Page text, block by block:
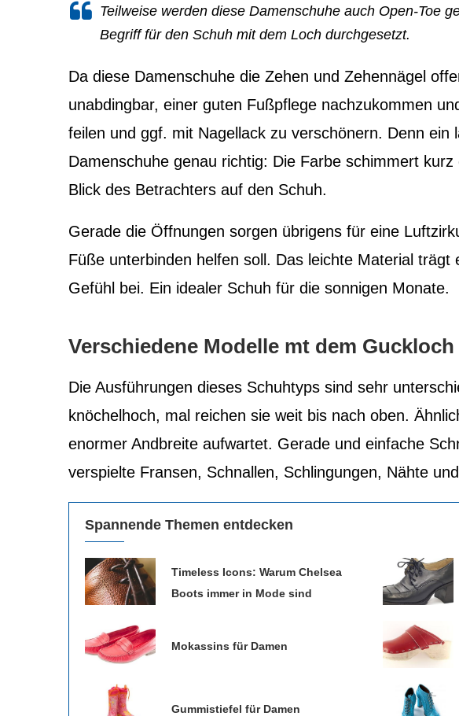
Teilweise werden diese Damenschuhe auch Open-Toe
Begriff für den Schuh mit dem Loch durchgesetzt.
Da diese Damenschuhe die Zehen und Zehennägel
unabdingbar, einer guten Fußpflege nachzukommen
feilen und ggf. mit Nagellack zu verschönern. Denn ein
Damenschuhe genau richtig: Die Farbe schimmert
Blick des Betrachters auf den Schuh.
Gerade die Öffnungen sorgen übrigens für eine
Füße unterbinden helfen soll. Das leichte Material trägt
Gefühl bei. Ein idealer Schuh für die sonnigen Monate.
Verschiedene Modelle mt dem Guckloch
Die Ausführungen dieses Schuhtyps sind sehr
knöchelhoch, mal reichen sie weit bis nach oben.
enormer Andbreite aufwartet. Gerade und einfache
verspielte Fransen, Schnallen, Schlingungen, Nähte
Spannende Themen entdecken
Timeless Icons: Warum Chelsea
Boots immer in Mode sind
Mokassins für Damen
Gummistiefel für Damen